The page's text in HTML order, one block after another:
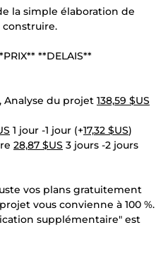
la simple élaboration de
**DELAIS**
Analyse du projet 138,59 $US
1 jour -1 jour (+17,32 $US)
28,87 $US 3 jours -2 jours
vos plans gratuitement
vous convienne à 100 %.
supplémentaire" est